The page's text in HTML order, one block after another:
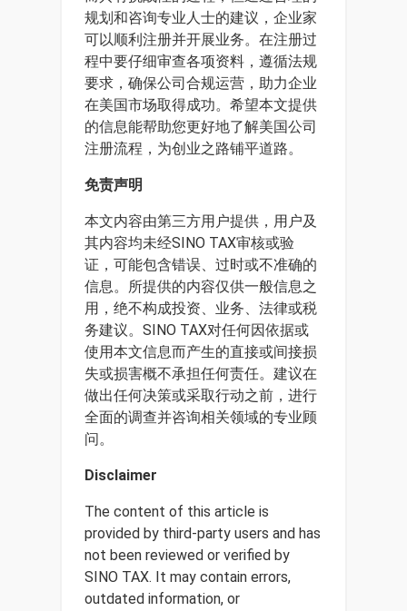
规划和咨询专业人士的建议，企业家
可以顺利注册并开展业务。在注册过
程中要仔细审查各项资料，遵循法规
要求，确保公司合规运营，助力企业
在美国市场取得成功。希望本文提供
的信息能帮助您更好地了解美国公司
注册流程，为创业之路铺平道路。
免责声明
本文内容由第三方用户提供，用户及
其内容均未经SINO TAX审核或验
证，可能包含错误、过时或不准确的
信息。所提供的内容仅供一般信息之
用，绝不构成投资、业务、法律或税
务建议。SINO TAX对任何因依据或
使用本文信息而产生的直接或间接损
失或损害概不承担任何责任。建议在
做出任何决策或采取行动之前，进行
全面的调查并咨询相关领域的专业顾
问。
Disclaimer
The content of this article is
provided by third-party users and has
not been reviewed or verified by
SINO TAX. It may contain errors,
outdated information, or